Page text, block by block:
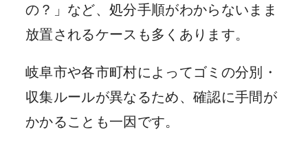
の？」など、処分手順がわからないまま
放置されるケースも多くあります。
岐阜市や各市町村によってゴミの分別・
収集ルールが異なるため、確認に手間が
かかることも一因です。